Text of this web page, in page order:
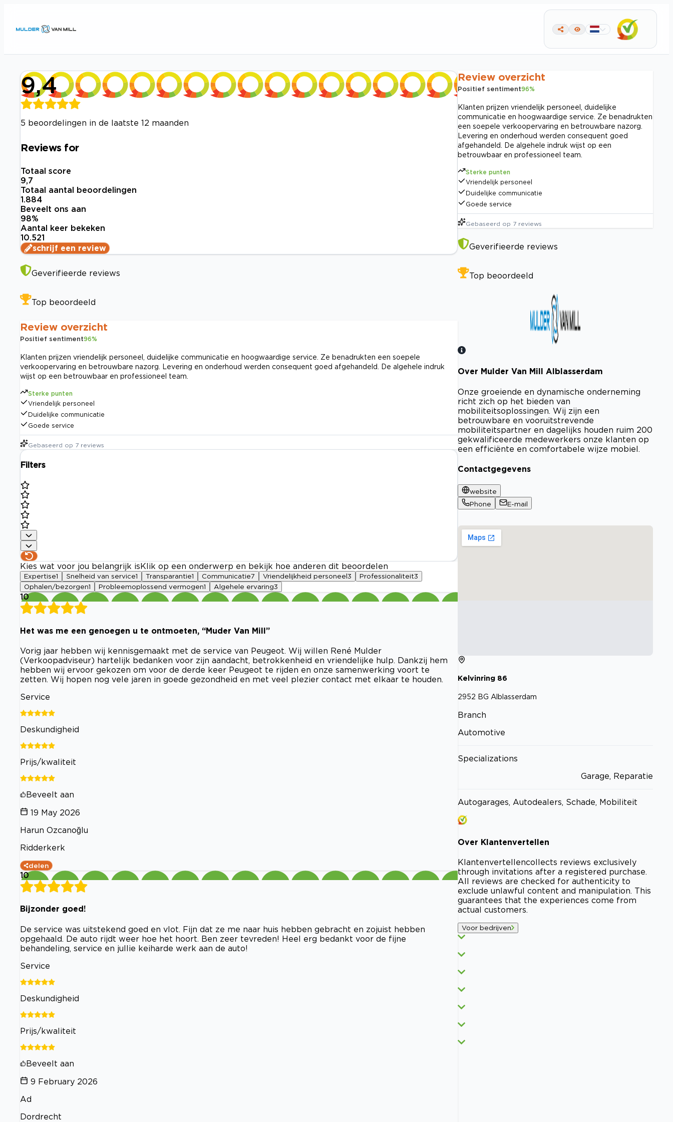
9,4
5 beoordelingen in de laatste 12 maanden
Reviews for
Totaal score
9,7
Totaal aantal beoordelingen
1.884
Beveelt ons aan
98%
Aantal keer bekeken
10.521
schrijf een review
Geverifieerde reviews
Top beoordeeld
Review overzicht
Positief sentiment96%
Klanten prijzen vriendelijk personeel, duidelijke communicatie en hoogwaardige service. Ze benadrukten een soepele
verkoopervaring en betrouwbare nazorg. Levering en onderhoud werden consequent goed afgehandeld. De algehele indruk
wijst op een betrouwbaar en professioneel team.
Sterke punten
Vriendelijk personeel
Duidelijke communicatie
Goede service
Gebaseerd op 7 reviews
Filters
Kies wat voor jou belangrijk is Klik op een onderwerp en bekijk hoe anderen dit beoordelen
Expertise1 Snelheid van service1 Transparantie1 Communicatie7 Vriendelijkheid personeel 3 Professionaliteit3
Ophalen/bezorgen1 Probleemoplossend vermogen1 Algehele ervaring3
10
Het was me een genoegen u te ontmoeten, “Muder Van Mill”
Vorig jaar hebben wij kennisgemaakt met de service van Peugeot. Wij willen René Mulder
(Verkoopadviseur) hartelijk bedanken voor zijn aandacht, betrokkenheid en vriendelijke hulp. Dankzij hem
hebben wij ervoor gekozen om voor de derde keer Peugeot te rijden en onze samenwerking voort te
zetten. Wij hopen nog vele jaren in goede gezondheid en met veel plezier contact met elkaar te houden.
Service
Deskundigheid
Prijs/kwaliteit
Beveelt aan
19 May 2026
Harun Ozcanoğlu
Ridderkerk
delen
10
Bijzonder goed!
De service was uitstekend goed en vlot. Fijn dat ze me naar huis hebben gebracht en zojuist hebben
opgehaald. De auto rijdt weer hoe het hoort. Ben zeer tevreden! Heel erg bedankt voor de fijne
behandeling, service en jullie keiharde werk aan de auto!
Service
Deskundigheid
Prijs/kwaliteit
Beveelt aan
9 February 2026
Ad
Dordrecht
Review overzicht
Positief sentiment96%
Klanten prijzen vriendelijk personeel, duidelijke
communicatie en hoogwaardige service. Ze benadrukten
een soepele verkoopervaring en betrouwbare nazorg.
Levering en onderhoud werden consequent goed
afgehandeld. De algehele indruk wijst op een
betrouwbaar en professioneel team.
Sterke punten
Vriendelijk personeel
Duidelijke communicatie
Goede service
Gebaseerd op 7 reviews
Geverifieerde reviews
Top beoordeeld
Bekijk certificaat
Over Mulder Van Mill Alblasserdam
Onze groeiende en dynamische onderneming
richt zich op het bieden van
mobiliteitsoplossingen. Wij zijn een
betrouwbare en vooruitstrevende
mobiliteitspartner en dagelijks houden ruim 200
gekwalificeerde medewerkers onze klanten op
een efficiënte en comfortabele wijze mobiel.
Contactgegevens
website
Phone
E-mail
Kelvinring 86
2952 BG Alblasserdam
Branch
Automotive
Specializations
Garage, Reparatie
Autogarages, Autodealers, Schade, Mobiliteit
Over Klantenvertellen
Klantenvertellencollects reviews exclusively
through invitations after a registered purchase.
All reviews are checked for authenticity to
exclude unlawful content and manipulation. This
guarantees that the experiences come from
actual customers.
Voor bedrijven